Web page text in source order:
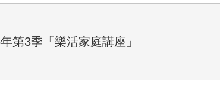
第3季「樂活家庭講座」